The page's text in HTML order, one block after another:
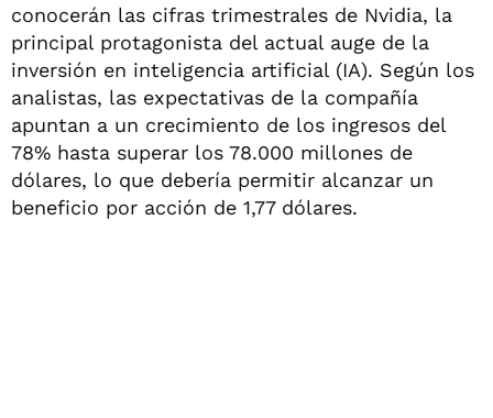
conocerán las cifras trimestrales de Nvidia, la
principal protagonista del actual auge de la
inversión en inteligencia artificial (IA). Según los
analistas, las expectativas de la compañía
apuntan a un crecimiento de los ingresos del
78% hasta superar los 78.000 millones de
dólares, lo que debería permitir alcanzar un
beneficio por acción de 1,77 dólares.